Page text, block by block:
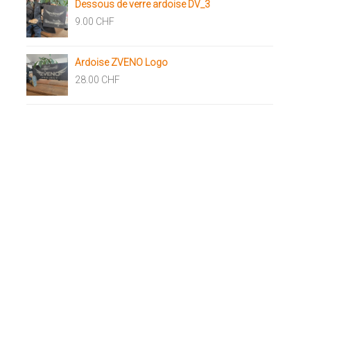
Dessous de verre ardoise DV_3
9.00 CHF
Ardoise ZVENO Logo
28.00 CHF